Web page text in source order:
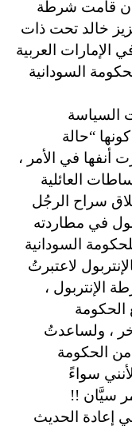
أن قامت شرطة
خالد تحت ذات
الإمارات العربية
السودانية
السياسة
“حالة
في الأمر ،
العائلية
سراح الرجُل
في مطاردته
السودانية
لاعتبرتُ
الإنتربول ،
الحكومة
، ولساعدتُ
من الحكومة
سواءً
سيَّان !!
إعادة الحديث